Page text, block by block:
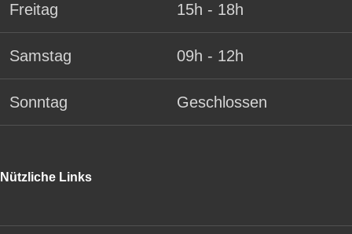
Freitag 15h - 18h
Samstag 09h - 12h
Sonntag Geschlossen
Nützliche Links